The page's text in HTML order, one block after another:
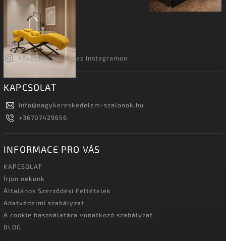
Kövessen minket az Instagramon
KAPCSOLAT
Info@nagykereskedelem-szalonok.hu
+36707429656
INFORMACE PRO VÁS
KAPCSOLAT
Írjon nekünk
Általános Szerződési Feltételek
Adatvédelmi szabályzat
A cookie használatára vonatkozó szabályzat
BLOG